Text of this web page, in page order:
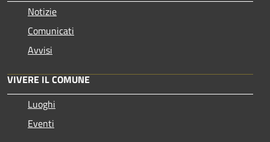
Notizie
Comunicati
Avvisi
VIVERE IL COMUNE
Luoghi
Eventi